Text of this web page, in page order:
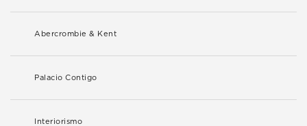
Abercrombie & Kent
Palacio Contigo
Interiorismo